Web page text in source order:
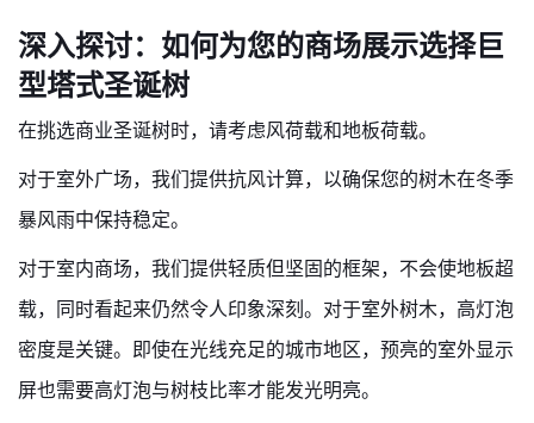
深入探讨：如何为您的商场展示选择巨
型塔式圣诞树
在挑选商业圣诞树时，请考虑风荷载和地板荷载。
对于室外广场，我们提供抗风计算，以确保您的树木在冬季
暴风雨中保持稳定。
对于室内商场，我们提供轻质但坚固的框架，不会使地板超
载，同时看起来仍然令人印象深刻。对于室外树木，高灯泡
密度是关键。即使在光线充足的城市地区，预亮的室外显示
屏也需要高灯泡与树枝比率才能发光明亮。